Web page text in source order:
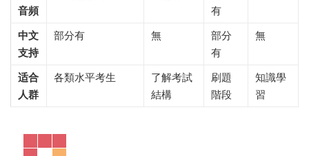
音頻
有
中文
支持
部分有 無
部分
有
無
适合
人群
各類水平考生
了解考試
結構
刷題
階段
知識學
習